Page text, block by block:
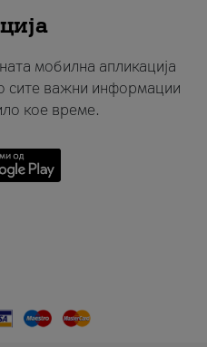
мобилна апликација
сите важни информации
кое време.